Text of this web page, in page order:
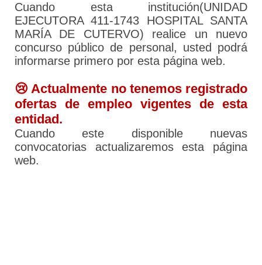
Cuando esta institución(UNIDAD
EJECUTORA 411-1743 HOSPITAL SANTA
MARÍA DE CUTERVO) realice un nuevo
concurso público de personal, usted podrá
informarse primero por esta página web.
😢 Actualmente no tenemos registrado
ofertas de empleo vigentes de esta
entidad.
Cuando este disponible nuevas
convocatorias actualizaremos esta página
web.